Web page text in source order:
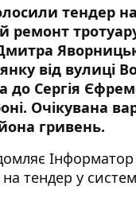
тендер на
ремонт
від вулиці
до Сергія
Очікувана
гривень.
Інформатор
тендер у